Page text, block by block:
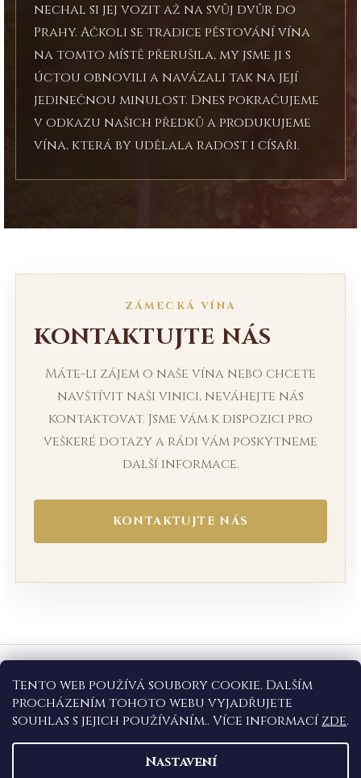
Tento web používá soubory cookie. Dalším
procházením tohoto webu vyjadřujete
souhlas s jejich používáním.. Více informací zde.
Nastavení
nechal si jej vozit až na svůj dvůr do
Prahy. Ačkoli se tradice pěstování vína
na tomto místě přerušila, my jsme ji s
úctou obnovili a navázali tak na její
jedinečnou minulost. Dnes pokračujeme
v odkazu našich předků a produkujeme
vína, která by udělala radost i císaři.
ZÁMECKÁ VÍNA
KONTAKTUJTE NÁS
Máte-li zájem o naše vína nebo chcete
navštívit naši vinici, neváhejte nás
kontaktovat. Jsme vám k dispozici pro
veškeré dotazy a rádi vám poskytneme
další informace.
KONTAKTUJTE NÁS
á
p
a
t
Informace pro vás
Obchodní podmínky
Podmínky ochrany osobních údajů